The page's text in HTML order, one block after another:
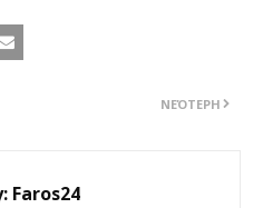
ΝΕΌΤΕΡΗ
Faros24